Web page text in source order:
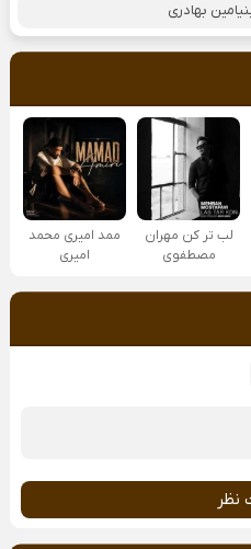
بهادری
لب تر کن مهران
مصطفوی
ممد امیری محمد
امیری
نظر